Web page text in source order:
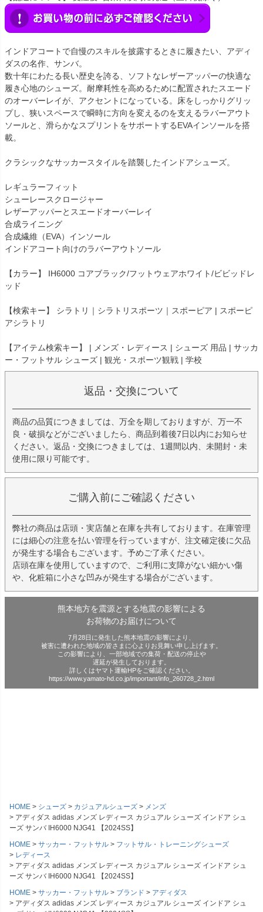
インドアコートで自慢のスキルを披露するときに履きたい、アディ
ダスの名作、サンバ。
数十年にわたる長い歴史を誇る、ソフトなレザーアッパーの快適な
履き心地のシューズ。耐摩耗性を高めるために配置されたスエード
のオーバーレイが、アクセントになっている。床をしっかりグリッ
プし、狭いスペースで瞬時に方向を変えるのを支えるラバーアウト
ソールと、滑らかなスプリントをサポートするEVAインソールを搭
載。
クラシックなサッカースタイルを踏襲したインドアシューズ。
レギュラーフィット
シューレースクロージャー
レザーアッパーとスエードオーバーレイ
合成ライニング
合成繊維（EVA）インソール
インドアコート向けのラバーアウトソール
【カラー】 IH6000 コアブラック/フットウェアホワイト/ビビッドレ
ッド
【検索キー】 シラトリ｜シラトリスポーツ｜スポーピア | スポーピ
アシラトリ
【アイテム検索キー】 | メンズ・レディース | シューズ 用品 | サッカ
ー・フットサル シューズ | 観光・スポーツ観戦 | 学校
返品・交換について
商品の品質につきましては、万全を期しておりますが、万一不
良・破損などがございましたら、商品到着後7日以内にお知らせ
ください。返品・交換につきましては、1週間以内、未開封・未
使用に限り可能です。
ご購入前にご確認ください
弊社の商品は店頭・実店舗と在庫を共有しております。在庫管理
には細心の注意を払い管理を行っていますが、注文確定後に欠品
が発生する場合もございます。予めご了承ください。
店頭在庫を使用していますので、ご利用に支障がない細かい傷
や、化粧箱に小さな凹みが発生する場合がございます。
熊本地方を震源とする地震の影響による
お荷物のお届けについて
7月28日に発生した熊本地震の影響により、
被害に遭われた地域の皆さまに心よりお見舞い申し上げます。
この影響により、一部地域での集荷・配送の停止や
遅延が発生しております。
詳しくはヤマト運輸HPをご確認ください。
https://www.yamato-hd.co.jp/important/info_260728_2.html
HOME シューズ カジュアルシューズ
メンズ
アディダス adidas メンズ レディース カジュアル シューズ インドア シュ
ーズ サンバ IH6000 NJG41 【2024SS】
HOME
サッカー・フットサル
フットサル・トレーニングシューズ
レディース
アディダス adidas メンズ レディース カジュアル シューズ インドア シュ
ーズ サンバ IH6000 NJG41 【2024SS】
HOME
サッカー・フットサル ブランド
アディダス
アディダス adidas メンズ レディース カジュアル シューズ インドア シュ